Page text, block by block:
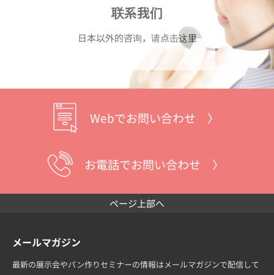
联系我们
日本以外的咨询，请点击这里
Webでお問い合わせ 〉
お電話でお問い合わせ 〉
ページ上部へ
メールマガジン
最新の展示会やパン作りセミナーの情報はメールマガジンで配信して